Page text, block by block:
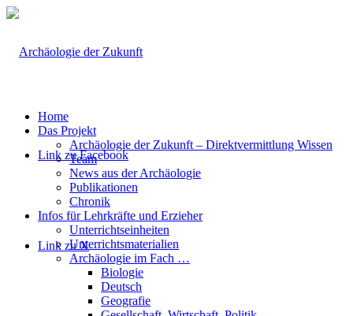
Link zu Facebook
Link zu X
Home
Das Projekt
Archäologie der Zukunft – Direktvermittlung Wissen
Team
News aus der Archäologie
Publikationen
Chronik
Infos für Lehrkräfte und Erzieher
Unterrichtseinheiten
Unterrichtsmaterialien
Archäologie im Fach …
Biologie
Deutsch
Geografie